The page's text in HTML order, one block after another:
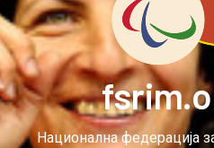
Национална федерација